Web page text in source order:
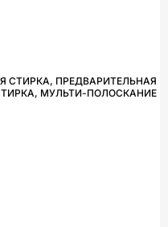
СТИРКА, ПРЕДВАРИТЕЛЬНАЯ
МУЛЬТИ-ПОЛОСКАНИЕ